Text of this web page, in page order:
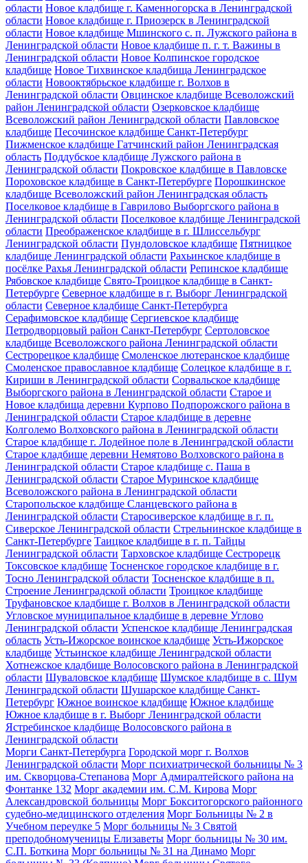
области Новое кладбище г. Каменногорска в Ленинградской
области Новое кладбище г. Приозерск в Ленинградской
области Новое кладбище Мшинского с. п. Лужского района в
Ленинградской области Новое кладбище п. г. т. Важины в
Ленинградской области Новое Колпинское городское
кладбище Новое Тихвинское кладбища Ленинградское
области Новооктябрьское кладбище г. Волхов в
Ленинградской области Овцинское кладбище Всеволожский
район Ленинградской области Озерковское кладбище
Всеволожский район Ленинградской области Павловское
кладбище Песочинское кладбище Санкт-Петербург
Пижменское кладбище Гатчинский район Ленинградская
область Поддубское кладбище Лужского района в
Ленинградской области Покровское кладбище в Павловске
Пороховское кладбище в Санкт-Петербурге Порошкинское
кладбище Всеволожский район Ленинградская область
Поселковое кладбище в Гаврилово Выборгского района в
Ленинградской области Поселковое кладбище Ленинградской
области Преображенское кладбище в г. Шлиссельбург
Ленинградской области Пундоловское кладбище Пятницкое
кладбище Ленинградской области Рахьинское кладбище в
посёлке Рахья Ленинградской области Репинское кладбище
Рябовское кладбище Свято-Троицкое кладбище в Санкт-
Петербурге Северное кладбище в г. Выборг Ленинградской
области Северное кладбище Санкт-Петербурга
Серафимовское кладбище Сергиевское кладбище
Петродворцовый район Санкт-Петербург Сертоловское
кладбище Всеволожского района Ленинградской области
Сестрорецкое кладбище Смоленское лютеранское кладбище
Смоленское православное кладбище Солецкое кладбище в г.
Кириши в Ленинградской области Сорвальское кладбище
Выборгского района в Ленинградской области Старое и
Новое кладбища деревни Курпово Подпорожского района в
Ленинградской области Старое кладбище в деревне
Колголемо Волховского района в Ленинградской области
Старое кладбище г. Лодейное поле в Ленинградской области
Старое кладбище деревни Немятово Волховского района в
Ленинградской области Старое кладбище с. Паша в
Ленинградской области Старое Муринское кладбище
Всеволожского района в Ленинградской области
Старопольское кладбище Сланцевского района в
Ленинградской области Старосиверское кладбище в г. п.
Сиверское Ленинградской области Стрельнинское кладбище в
Санкт-Петербурге Таицкое кладбище в г. п. Тайцы
Ленинградской области Тарховское кладбище Сестрорецк
Токсовское кладбище Тосненское городское кладбище в г.
Тосно Ленинградской области Тосненское кладбище в п.
Строение Ленинградской области Троицкое кладбище
Труфановское кладбище г. Волхов в Ленинградской области
Угловское муниципальное кладбище в деревне Углово
Ленинградской области Успенское кладбище Ленинградская
область Усть-Ижорское воинское кладбище Усть-Ижорское
кладбище Устьинское кладбище Ленинградской области
Хотнежское кладбище Волосовского района в Ленинградской
области Шуваловское кладбище Шумское кладбище в с. Шум
Ленинградской области Шушарское кладбище Санкт-
Петербург Южное воинское кладбище Южное кладбище
Южное кладбище в г. Выборг Ленинградской области
Ястребинское кладбище Волосовского района в
Ленинградской области
Морги Санкт-Петербурга Городской морг г. Волхов
Ленинградской области Морг психиатрической больницы № 3
им. Скворцова-Степанова Морг Адмиралтейского района на
Фонтанке 132 Морг академии им. С.М. Кирова Морг
Александровской больницы Морг Бокситогорского районного
судебно-медицинского отделения Морг Больницы № 2 в
Учебном переулке 5 Морг больницы № 3 Святой
преподобномученицы Елизаветы Морг больницы № 30 им.
С.П. Боткина Морг больницы № 31 на Динамо Морг